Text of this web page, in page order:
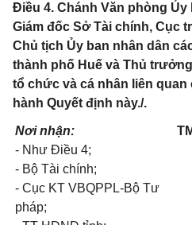
Điều 4. Chánh Văn phòng Ủy
Giám đốc Sở Tài chính, Cục
Chủ tịch Ủy ban nhân dân
thành phố Huế và Thủ
tổ chức và cá nhân liên quan
hành Quyết định này./.
Nơi nhận:
- Như Điều 4;
- Bộ Tài chính;
- Cục KT VBQPPL-Bộ Tư
pháp;